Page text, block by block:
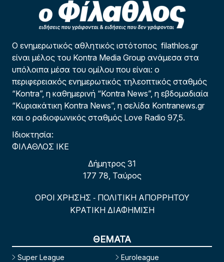
Ο ενημερωτικός αθλητικός ιστότοπος filathlos.gr
είναι μέλος του Kontra Media Group ανάμεσα στα
υπόλοιπα μέσα του ομίλου που είναι: ο
περιφερειακός ενημερωτικός τηλεοπτικός σταθμός
“Kontra”, η καθημερινή “Kontra News”, η εβδομαδιαία
“Κυριακάτικη Kontra News”, η σελίδα Kontranews.gr
και ο ραδιοφωνικός σταθμός Love Radio 97,5.
Ιδιοκτησία:
ΦΙΛΑΘΛΟΣ ΙΚΕ
Δήμητρος 31
177 78, Ταύρος
ΟΡΟΙ ΧΡΗΣΗΣ - ΠΟΛΙΤΙΚΗ ΑΠΟΡΡΗΤΟΥ
ΚΡΑΤΙΚΗ ΔΙΑΦΗΜΙΣΗ
ΘΕΜΑΤΑ
Super League
Euroleague